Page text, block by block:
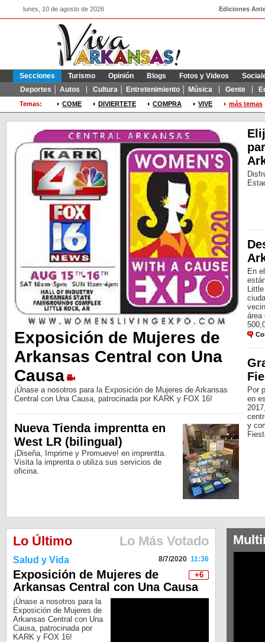
lunes, 10 de agosto de 2026 Ediciones
Secciones
Deportes │ Autos
Cultura │ Entretenimiento │ Música Gente
Turismo Opinión Blogs Fotos y Videos
Temas: COME DIVIERTETE COMPRA VIVE más temas
Exposición de Mujeres de
Arkansas Central con Una
Causa
¡Únase a nosotros para la Exposición de Mujeres de Arkansas
Central con Una Causa, patrocinada por KARK y FOX 16!
Nueva Tienda imprentta en
West LR (bilingual)
¡Diseña, Imprime y Promueve! en imprentta.
Visita la imprenta o utiliza sus servicios de
oficina.
En
área
Por
en
y
Lo Último Lo Más Votado
Salud y Vida 8/7/2020 11:36
+6
Exposición de Mujeres de
Arkansas Central con Una Causa
¡Únase a nosotros para la
Exposición de Mujeres de
Arkansas Central con Una
Causa, patrocinada por
KARK y FOX 16!